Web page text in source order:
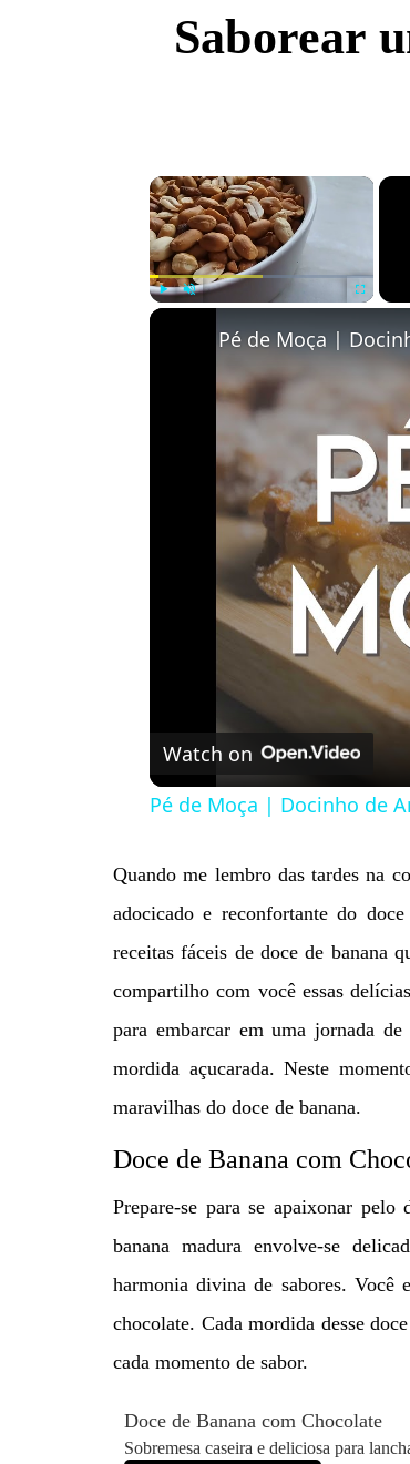
Saborear
×
Pé de Moça |
Watch on
Pé de Moça | Docinho de
Quando me lembro das tardes na
adocicado e reconfortante do
receitas fáceis de doce de banana
compartilho com você essas
para embarcar em uma jornada
mordida açucarada. Neste
maravilhas do doce de banana.
Doce de Banana com
Prepare-se para se apaixonar pelo
banana madura envolve-se
harmonia divina de sabores. Você
chocolate. Cada mordida desse
cada momento de sabor.
Doce de Banana com Chocolate
Sobremesa caseira e deliciosa para